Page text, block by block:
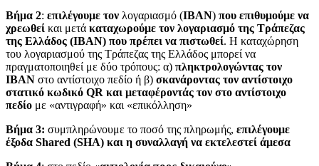
Βήμα 2: επιλέγουμε τον λογαριασμό (ΙΒΑΝ) που επιθυμούμε να
χρεωθεί και μετά καταχωρούμε τον λογαριασμό της Τράπεζας
της Ελλάδος (ΙΒΑΝ) που πρέπει να πιστωθεί. Η καταχώρηση
του λογαριασμού της Τράπεζας της Ελλάδος μπορεί να
πραγματοποιηθεί με δύο τρόπους: α) πληκτρολογώντας τον
ΙΒΑΝ στο αντίστοιχο πεδίο ή β) σκανάροντας τον αντίστοιχο
στατικό κωδικό QR και μεταφέροντάς τον στο αντίστοιχο
πεδίο με «αντιγραφή» και «επικόλληση»
Βήμα 3: συμπληρώνουμε το ποσό της πληρωμής, επιλέγουμε
έξοδα Shared (SHA) και η συναλλαγή να εκτελεστεί άμεσα